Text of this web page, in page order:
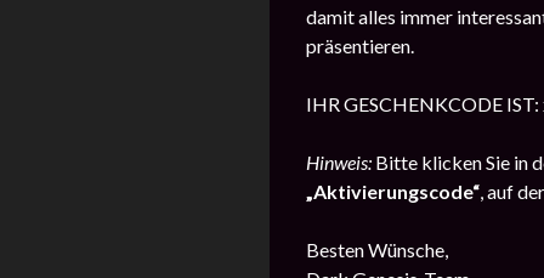
damit alles immer
präsentieren.
IHR GESCHENKCODE IST:
Hinweis: Bitte klicken Sie in
„Aktivierungscode“, auf
Besten Wünsche,